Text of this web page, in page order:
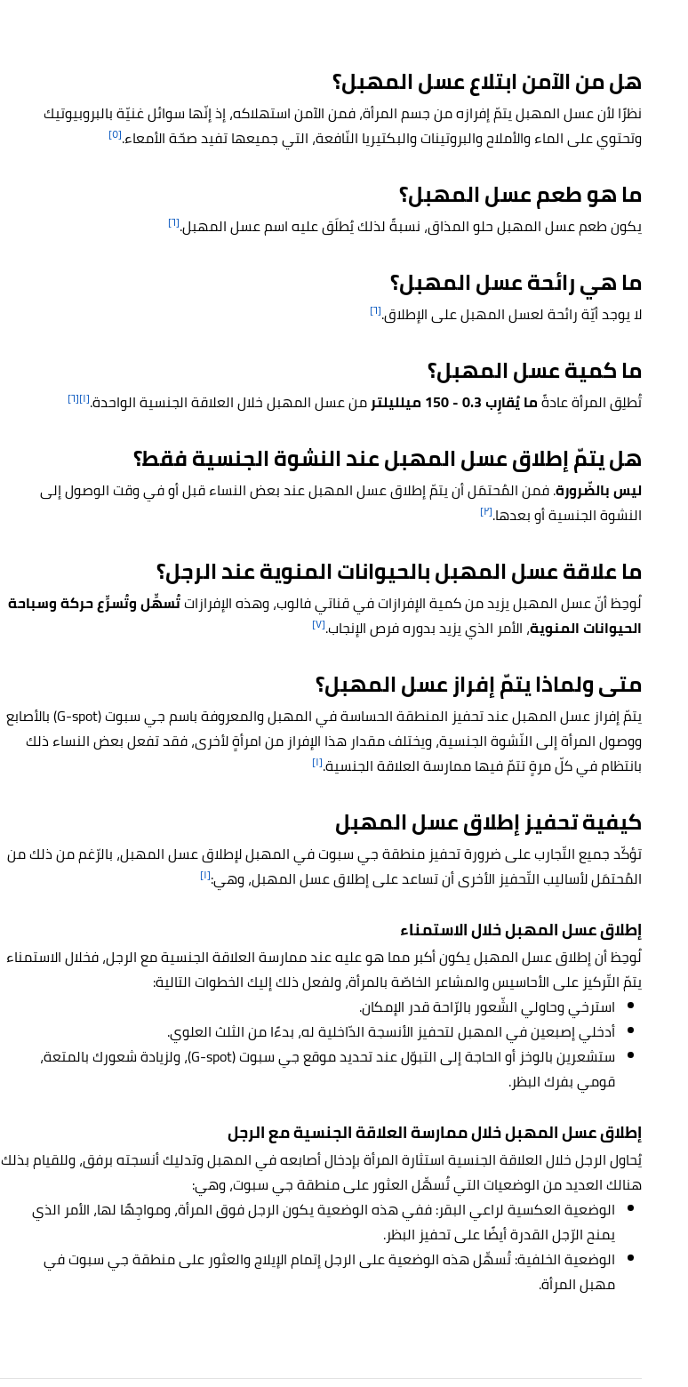
هل من الآمن ابتلاع عسل المهبل؟
نظرًا لأن عسل المهبل يتمّ إفرازه من جسم المرأة، فمن الآمن استهلاكه، إذ إنّها سوائل غنيّة بالبروبيوتيك
وتحتوي على الماء والأملاح والبروتينات والبكتيريا النّافعة، التي جميعها تفيد صحّة الأمعاء.[٥]
ما هو طعم عسل المهبل؟
يكون طعم عسل المهبل حلو المذاق، نسبةً لذلك يُطلَق عليه اسم عسل المهبل.[٦]
ما هي رائحة عسل المهبل؟
لا يوجد أيّة رائحة لعسل المهبل على الإطلاق.[٦]
ما كمية عسل المهبل؟
تُطلِق المرأة عادةًما يُقارِب 0.3 - 150 ميلليلتر من عسل المهبل خلال العلاقة الجنسية الواحدة.[١] [٦]
هل يتمّ إطلاق عسل المهبل عند النشوة الجنسية فقط؟
ليس بالضّرورة. فمن المُحتمَل أن يتمّ إطلاق عسل المهبل عند بعض النساء قبل أو في وقت الوصول إلى
النشوة الجنسية أو بعدها.[٢]
ما علاقة عسل المهبل بالحيوانات المنوية عند الرجل؟
لُوحِظ أنّ عسل المهبل يزيد من كمية الإفرازات في قناتي فالوب، وهذه الإفرازاتتُسهِّل وتُسرِّع حركة وسباحة
الحيوانات المنوية، الأمر الذي يزيد بدوره فرص الإنجاب.[٧]
متى ولماذا يتمّ إفراز عسل المهبل؟
يتمّ إفراز عسل المهبل عند تحفيز المنطقة الحساسة في المهبل والمعروفة باسم جي سبوت (G-spot) بالأصابع
ووصول المرأة إلى النّشوة الجنسية، ويختلف مقدار هذا الإفراز من امرأةٍ لأخرى، فقد تفعل بعض النساء ذلك
بانتظام في كلّ مرةٍ تتمّ فيها ممارسة العلاقة الجنسية.[١]
كيفية تحفيز إطلاق عسل المهبل
تؤكّد جميع التّجارب على ضرورة تحفيز منطقة جي سبوت في المهبل لإطلاق عسل المهبل، بالرّغم من ذلك من
المُحتمَل لأساليب التّحفيز الأخرى أن تساعد على إطلاق عسل المهبل، وهي:[١]
إطلاق عسل المهبل خلال الاستمناء
لُوحِظ أن إطلاق عسل المهبل يكون أكبر مما هو عليه عند ممارسة العلاقة الجنسية مع الرجل، فخلال الاستمناء
يتمّ التّركيز على الأحاسيس والمشاعر الخاصّة بالمرأة، ولفعل ذلك إليك الخطوات التالية:
استرخي وحاولي الشّعور بالرّاحة قدر الإمكان.
أدخلي إصبعين في المهبل لتحفيز الأنسجة الدّاخلية له، بدءًا من الثلث العلوي.
ستشعرين بالوخز أو الحاجة إلى التبوّل عند تحديد موقع جي سبوت (G-spot)، ولزيادة شعورك بالمتعة،
قومي بفرك البظر.
إطلاق عسل المهبل خلال ممارسة العلاقة الجنسية مع الرجل
يُحاول الرجل خلال العلاقة الجنسية استثارة المرأة بإدخال أصابعه في المهبل وتدليك أنسجته برفق، وللقيام بذلك
هنالك العديد من الوضعيات التي تُسهِّل العثور على منطقة جي سبوت، وهي:
الوضعية العكسية لراعي البقر: ففي هذه الوضعية يكون الرجل فوق المرأة، ومواجِهًا لها، الأمر الذي
يمنح الرّجل القدرة أيضًا على تحفيز البظر.
الوضعية الخلفية: تُسهِّل هذه الوضعية على الرجل إتمام الإيلاج والعثور على منطقة جي سبوت في
مهبل المرأة.